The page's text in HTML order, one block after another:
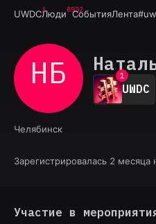
UWDCЛюди6932
СобытияЛента
НБ
0
1
2
3
7
UWDC
Челябинск
Зарегистрировалась 2 месяца
Участие в